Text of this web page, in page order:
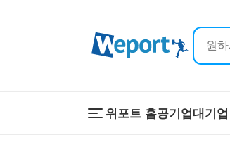
위포트 홈공기업대기